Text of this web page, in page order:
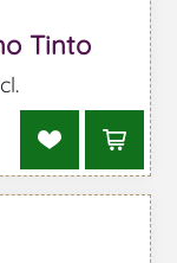
Tinto